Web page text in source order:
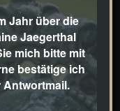
Jahr über die
Jaegerthal
mich bitte mit
bestätige ich
Antwortmail.